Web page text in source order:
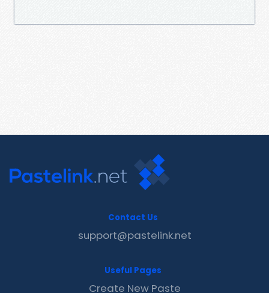
Contact Us
support@pastelink.net
Useful Pages
Create New Paste